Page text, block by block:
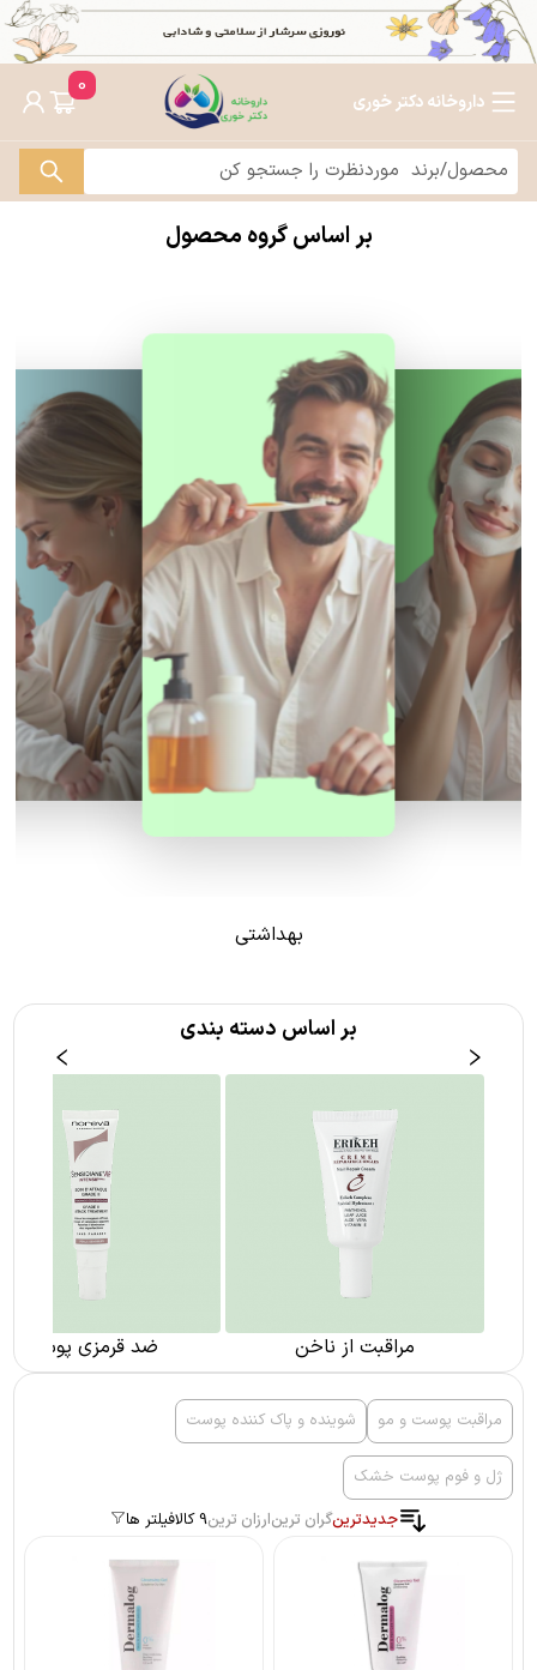
داروخانه دکتر خوری
0
بر اساس گروه محصول
بهداشتی
بر اساس دسته بندی
مراقبت از ناخن ضد قرمزی پوست
مراقبت پوست و مو شوینده و پاک کننده پوست
ژل و فوم پوست خشک
جدیدترینگران ترینارزان ترین9 کالا فیلتر ها